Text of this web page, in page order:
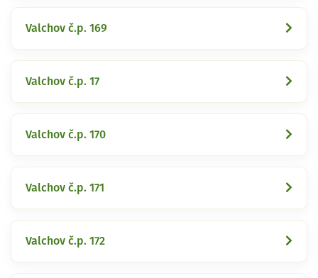
Valchov č.p. 169
Valchov č.p. 17
Valchov č.p. 170
Valchov č.p. 171
Valchov č.p. 172